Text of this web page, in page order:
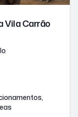
Vila Carrão